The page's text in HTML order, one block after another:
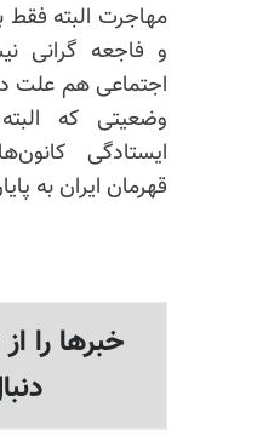
مهاجرت البته فقط
و فاجعه گرانی
اجتماعی هم علت
وضعیتی که
ایستادگی
قهرمان ایران به
خبرها را